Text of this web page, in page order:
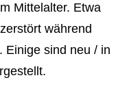
Mittelalter. Etwa
während
Einige sind neu / in